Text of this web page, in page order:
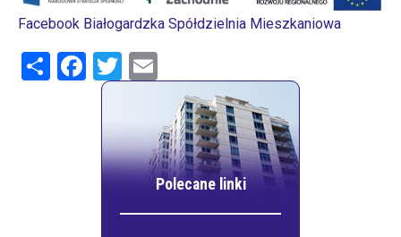
Facebook Białogardzka Spółdzielnia Mieszkaniowa
ShareFacebook
Twitter
Polecane linki